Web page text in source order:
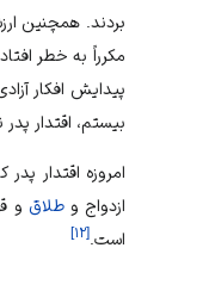
بردند. همچنین
مکرراً به خطر
پیدایش افکار
بیستم، اقتدار
امروزه اقتدار
ازدواج وطلاق و
است. [۱۲]